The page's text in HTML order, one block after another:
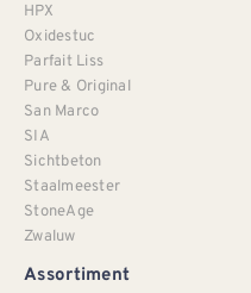
HPX
Oxidestuc
Parfait Liss
Pure & Original
San Marco
SIA
Sichtbeton
Staalmeester
StoneAge
Zwaluw
Assortiment